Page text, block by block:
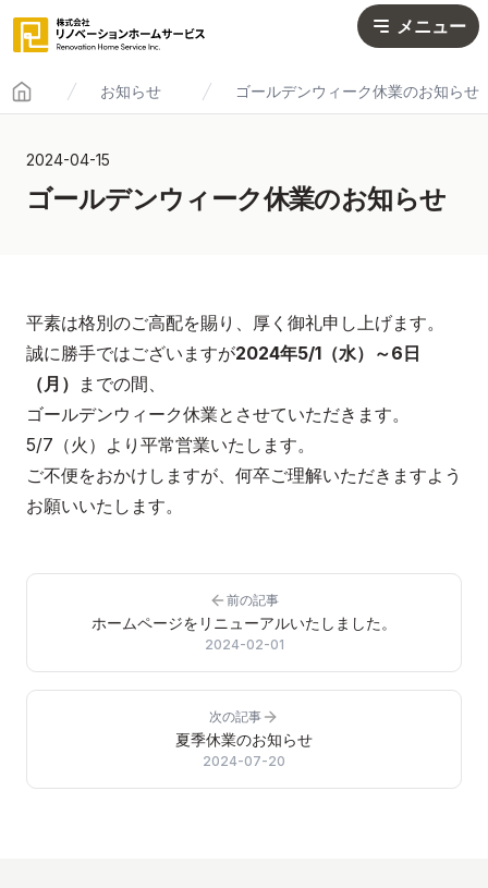
Home お知らせ ゴールデンウィーク休業のお知らせ
2024-04-15
ゴールデンウィーク休業のお知らせ
平素は格別のご高配を賜り、厚く御礼申し上げます。
誠に勝手ではございますが2024年5/1（水）～6日
（月） までの間、
ゴールデンウィーク休業とさせていただきます。
5/7（火）より平常営業いたします。
ご不便をおかけしますが、何卒ご理解いただきますよう
お願いいたします。
前の記事
ホームページをリニューアルいたしました。
2024-02-01
次の記事
夏季休業のお知らせ
2024-07-20
メニュー